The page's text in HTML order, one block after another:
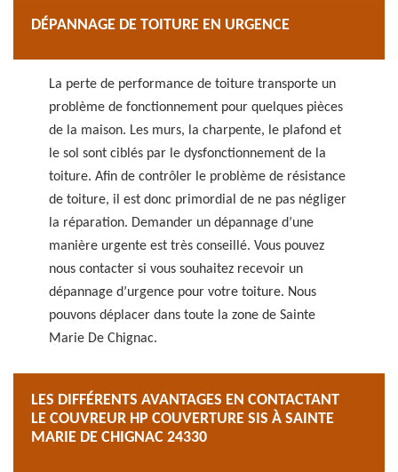
DÉPANNAGE DE TOITURE EN URGENCE
La perte de performance de toiture transporte un
problème de fonctionnement pour quelques pièces
de la maison. Les murs, la charpente, le plafond et
le sol sont ciblés par le dysfonctionnement de la
toiture. Afin de contrôler le problème de résistance
de toiture, il est donc primordial de ne pas négliger
la réparation. Demander un dépannage d’une
manière urgente est très conseillé. Vous pouvez
nous contacter si vous souhaitez recevoir un
dépannage d’urgence pour votre toiture. Nous
pouvons déplacer dans toute la zone de Sainte
Marie De Chignac.
LES DIFFÉRENTS AVANTAGES EN CONTACTANT
LE COUVREUR HP COUVERTURE SIS À SAINTE
MARIE DE CHIGNAC 24330